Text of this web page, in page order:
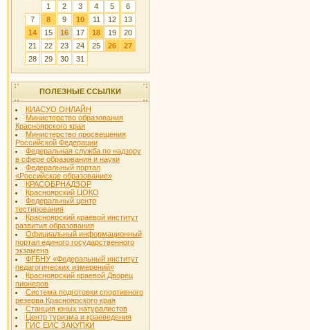
1
2 3 4 5
6
7
8 9 10 11 12
13
14
15 16 17 18 19
20
21
22 23 24 25 26
27
28
29 30 31
ПОЛЕЗНЫЕ ССЫЛКИ
КИАСУО ОНЛАЙН
Министерство образования
Красноярского края
Министерство просвещения
Российской Федерации
Федеральная служба по надзору
в сфере образования и науки
Федеральный портал
«Российское образование»
КРАСОБРНАДЗОР
Красноярский ЦОКО
Федеральный центр
тестирования
Красноярский краевой институт
развития образования
Официальный информационный
портал единого государственного
экзамена
ФГБНУ «Федеральный институт
педагогических измерений»
Красноярский краевой Дворец
пионеров
Система подготовки спортивного
резерва Красноярского края
Станция юных натуралистов
Центр туризма и краеведения
ГИС ЕИС ЗАКУПКИ